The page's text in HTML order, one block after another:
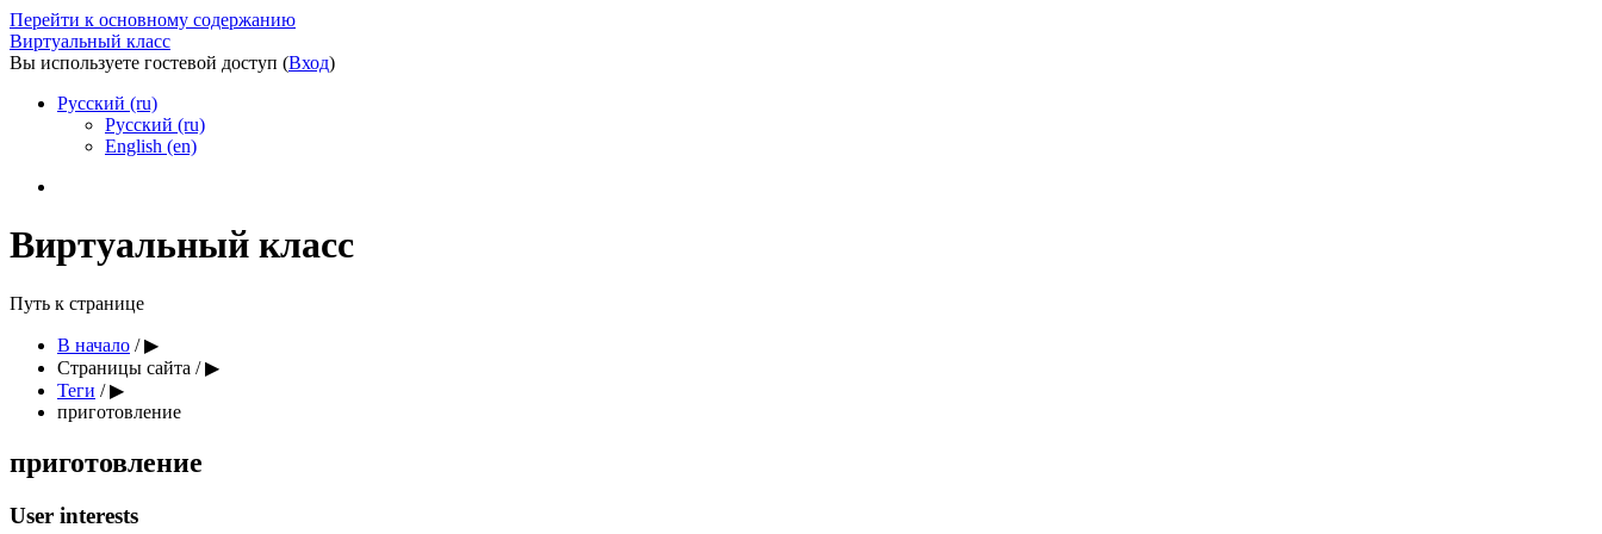
Перейти к основному содержанию
Виртуальный класс
Вы используете гостевой доступ (Вход)
Русский ‎(ru)‎
Русский ‎(ru)‎
English ‎(en)‎
Виртуальный класс
Путь к странице
В начало / ▶︎
Страницы сайта / ▶︎
Теги / ▶︎
приготовление
приготовление
User interests